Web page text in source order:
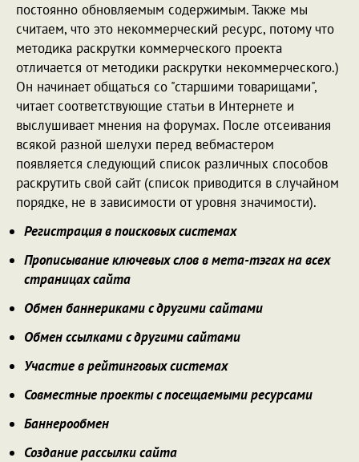
постоянно обновляемым содержимым. Также мы
считаем, что это некоммерческий ресурс, потому что
методика раскрутки коммерческого проекта
отличается от методики раскрутки некоммерческого.)
Он начинает общаться со "старшими товарищами",
читает соответствующие статьи в Интернете и
выслушивает мнения на форумах. После отсеивания
всякой разной шелухи перед вебмастером
появляется следующий список различных способов
раскрутить свой сайт (список приводится в случайном
порядке, не в зависимости от уровня значимости).
Регистрация в поисковых системах
Прописывание ключевых слов в мета-тэгах на всех
страницах сайта
Обмен баннериками с другими сайтами
Обмен ссылками с другими сайтами
Участие в рейтинговых системах
Совместные проекты с посещаемыми ресурсами
Баннерообмен
Создание рассылки сайта